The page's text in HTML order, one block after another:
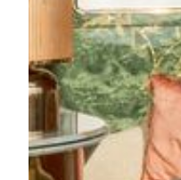
Emerald Towerは、東
た、モダンで落ち着
ウッドの温かみと、中
上品な客室デザインが
きをお過ごしいただけ
Villa」では、中国の優
特別な空間が広がります
詳しく見る